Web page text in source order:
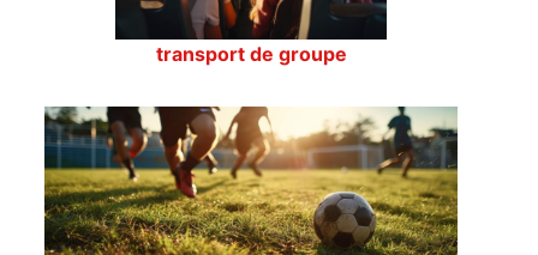
transport de groupe